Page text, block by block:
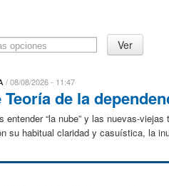
08/08/2026 - 11:47
Teoría de la
entender “la nube” y las nuevas-
su habitual claridad y casuística, la